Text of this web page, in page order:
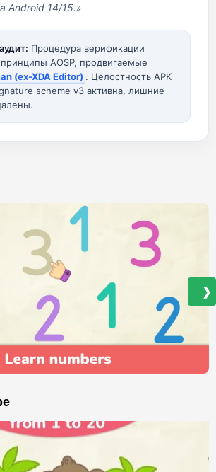
Android 14/15.»
Процедура верификации
AOSP, продвигаемые
(ex-XDA Editor) . Целостность APK
scheme v3 активна, лишние
❯